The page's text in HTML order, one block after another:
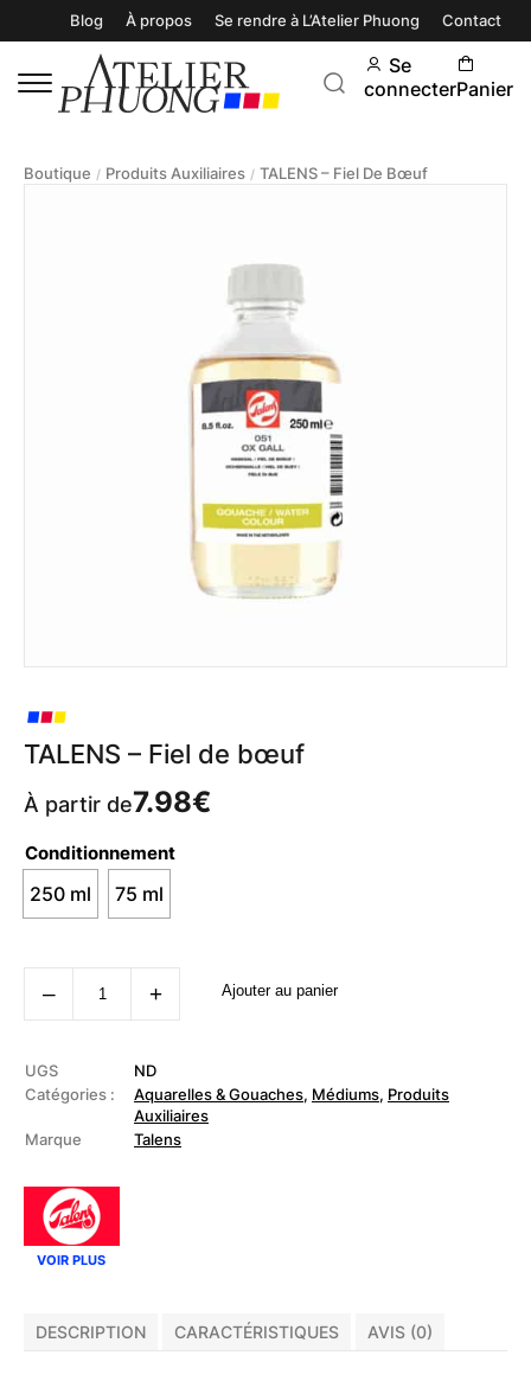
Blog À propos Se rendre à L’Atelier Phuong Contact
Se
connecterPanier
Boutique / Produits Auxiliaires / TALENS – Fiel De Bœuf
TALENS – Fiel de bœuf
À partir de7.98€
Conditionnement
250 ml 75 ml
‒
quantité
de
de
bœuf
+ Ajouter au panier
UGS
ND
Catégories :
Aquarelles & Gouaches, Médiums, Produits
Auxiliaires
Marque
Talens
VOIR PLUS
DESCRIPTION CARACTÉRISTIQUES AVIS (0)